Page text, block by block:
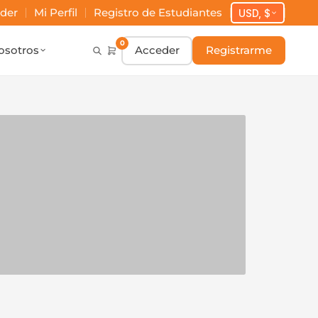
Mi Perfil Registro de Estudiantes USD, $
0
Acceder Registrarme